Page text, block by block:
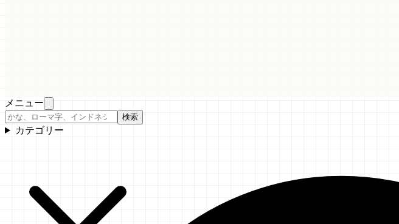
メニュー
検索
カテゴリー